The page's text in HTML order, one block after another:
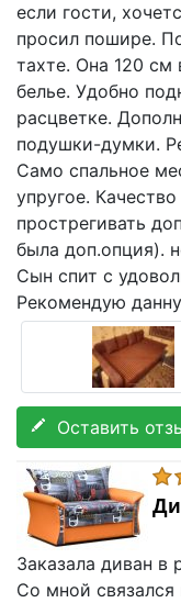
если гости,
просил пошире.
тахте. Она 120
белье. Удобно
расцветке.
подушки-думки.
Само спальное
упругое.
прострегивать
была доп.опция).
Сын спит с
Рекомендую
Оставить
Заказала диван в
Со мной